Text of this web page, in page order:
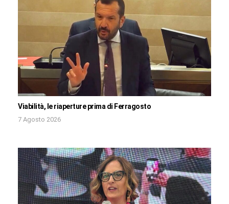
Viabilità, le riaperture prima di Ferragosto
7 Agosto 2026